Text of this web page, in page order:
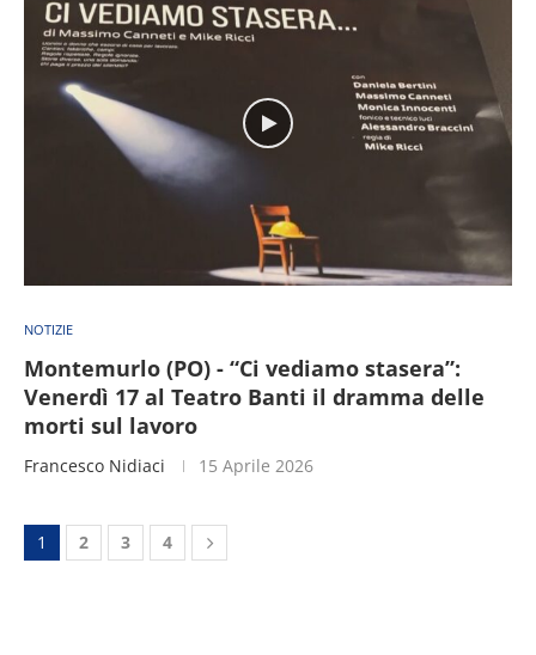
NOTIZIE
Montemurlo (PO) - “Ci vediamo stasera”:
Venerdì 17 al Teatro Banti il dramma delle
morti sul lavoro
Francesco Nidiaci 15 Aprile 2026
1 2 3 4